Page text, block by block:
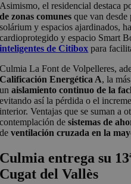
Asimismo, el residencial destaca
de zonas comunes que van
solárium y espacios ajardinados,
cardioprotegido y espacio Smart
inteligentes de Citibox para
Culmia La Font de Volpelleres,
Calificación Energética A, la
unaislamiento continuo de la
evitando así la pérdida o el
interior. Ventajas que se suman a
contemplación desistemas de
de ventilación cruzada en la
Culmia entrega su
Cugat del Vallès